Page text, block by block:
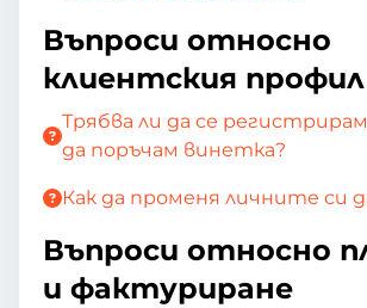
Въпроси относно
клиентския профил
Трябва ли да се
да поръчам винетка?
Как да променя личните си
Въпроси относно
и фактуриране